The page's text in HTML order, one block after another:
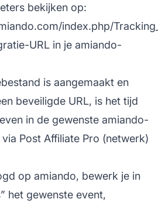
bekijken op:
index.php/
URL in je amiando-
is aangemaakt en
beveiligde URL, is het tijd
in de gewenste amiando-
Post Affiliate Pro (netwerk)
op amiando, bewerk je in
” het gewenste event,